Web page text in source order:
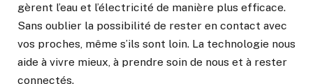
gèrent l’eau et l’électricité de manière plus efficace.
Sans oublier la possibilité de rester en contact avec
vos proches, même s’ils sont loin. La technologie nous
aide à vivre mieux, à prendre soin de nous et à rester
connectés.